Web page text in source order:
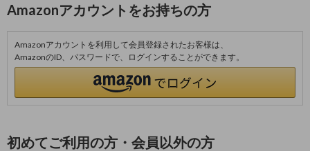
Amazonアカウントをお持ちの方
Amazonアカウントを利用して会員登録されたお客様は、
AmazonのID、パスワードで、ログインすることができます。
初めてご利用の方・会員以外の方